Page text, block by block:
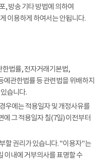
, 방송 기타 방법에 의하여
이용하게 하여서는 안됩니다.
법률, 전자거래기본법,
관한법률 등 관련법을 위배하지
습니다.
우에는 적용일자 및 개정사유를
그 적용일자 칠(7일) 이전부터
할 권리가 있습니다. "이용자"는
이내에 거부의사를 표명할 수